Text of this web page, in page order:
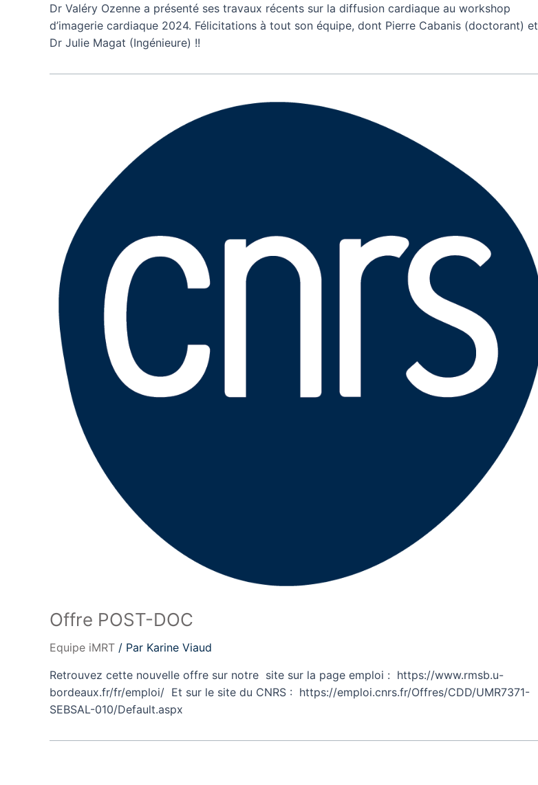
Dr Valéry Ozenne a présenté ses travaux récents sur la diffusion cardiaque au workshop
d’imagerie cardiaque 2024. Félicitations à tout son équipe, dont Pierre Cabanis (doctorant) et
Dr Julie Magat (Ingénieure) !!
Offre POST-DOC
Equipe iMRT / Par Karine Viaud
Retrouvez cette nouvelle offre sur notre site sur la page emploi : https://www.rmsb.u-
bordeaux.fr/fr/emploi/ Et sur le site du CNRS : https://emploi.cnrs.fr/Offres/CDD/UMR7371-
SEBSAL-010/Default.aspx